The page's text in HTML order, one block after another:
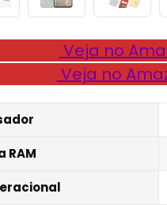
Veja no
Veja no
RAM